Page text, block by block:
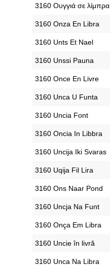
‎3160 Ουγγιά σε λίμπρα
‎3160 Onza En Libra
‎3160 Unts Et Nael
‎3160 Unssi Pauna
‎3160 Once En Livre
‎3160 Unca U Funta
‎3160 Uncia Font
‎3160 Oncia In Libbra
‎3160 Uncija Iki Svaras
‎3160 Uqija Fil Lira
‎3160 Ons Naar Pond
‎3160 Uncja Na Funt
‎3160 Onça Em Libra
‎3160 Uncie în livră
‎3160 Unca Na Libra